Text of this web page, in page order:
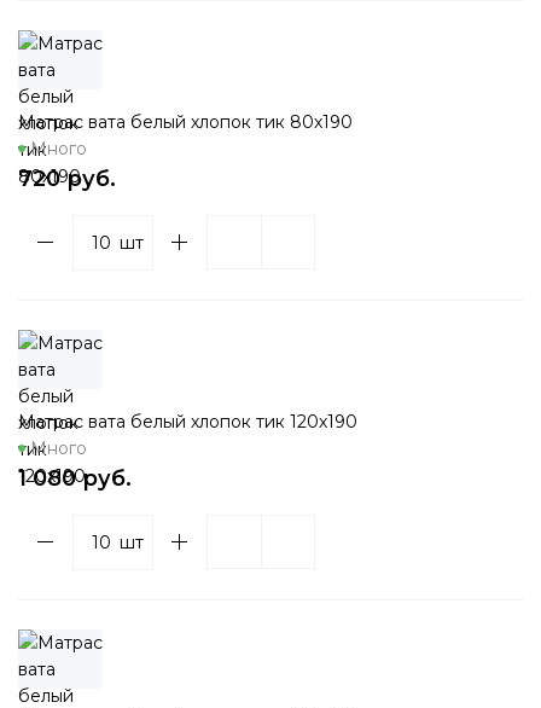
Матрас вата белый хлопок тик 80х190
Много
720 руб.
шт
Матрас вата белый хлопок тик 120х190
Много
1 080 руб.
шт